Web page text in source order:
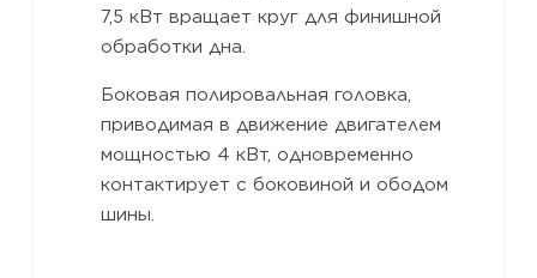
7,5 кВт вращает круг для финишной
обработки дна.
Боковая полировальная головка,
приводимая в движение двигателем
мощностью 4 кВт, одновременно
контактирует с боковиной и ободом
шины.